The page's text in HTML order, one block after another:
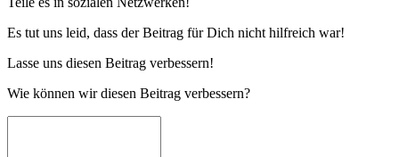
Es tut uns leid, dass der Beitrag für Dich nicht hilfreich war!
Lasse uns diesen Beitrag verbessern!
Wie können wir diesen Beitrag verbessern?